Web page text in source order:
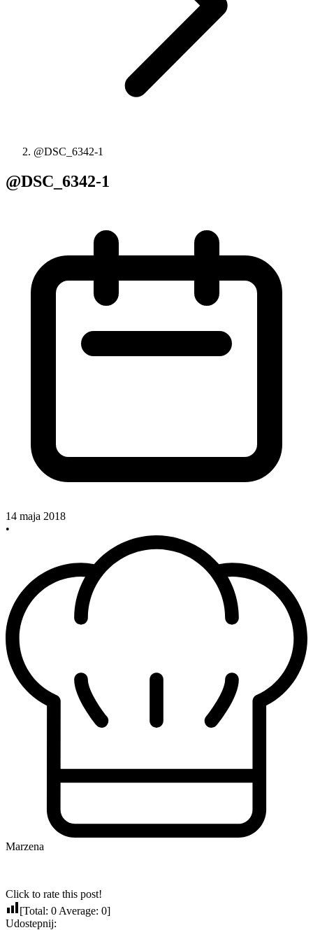
@DSC_6342-1
@DSC_6342-1
14 maja 2018
•
Marzena
Click to rate this post!
[Total: 0 Average: 0]
Udostepnij: